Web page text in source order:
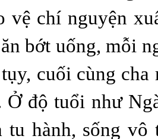
vệ chí nguyện
bớt uống, mỗi
cuối cùng cha
Ở độ tuổi như
tu hành, sống